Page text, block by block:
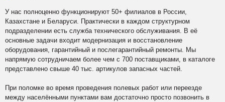
У нас полноценно функционируют 50+ филиалов в России,
Казахстане и Беларуси. Практически в каждом структурном
подразделении есть служба технического обслуживания. В её
основные задачи входит модернизация и восстановление
оборудования, гарантийный и послегарантийный ремонты. Мы
напрямую сотрудничаем более чем с 700 поставщиками, в каталоге
представлено свыше 40 тыс. артикулов запасных частей.
При поломке во время проведения полевых работ или переезде
между населёнными пунктами вам достаточно просто позвонить в